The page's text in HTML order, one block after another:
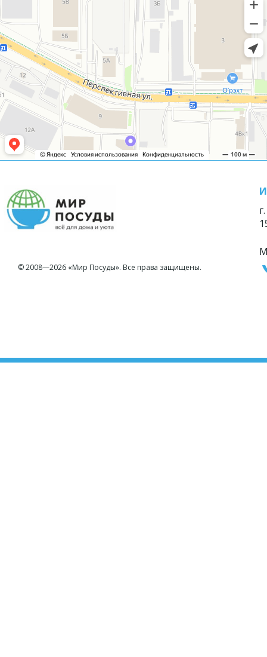
© 2008—2026 «Мир Посуды». Все права защищены.